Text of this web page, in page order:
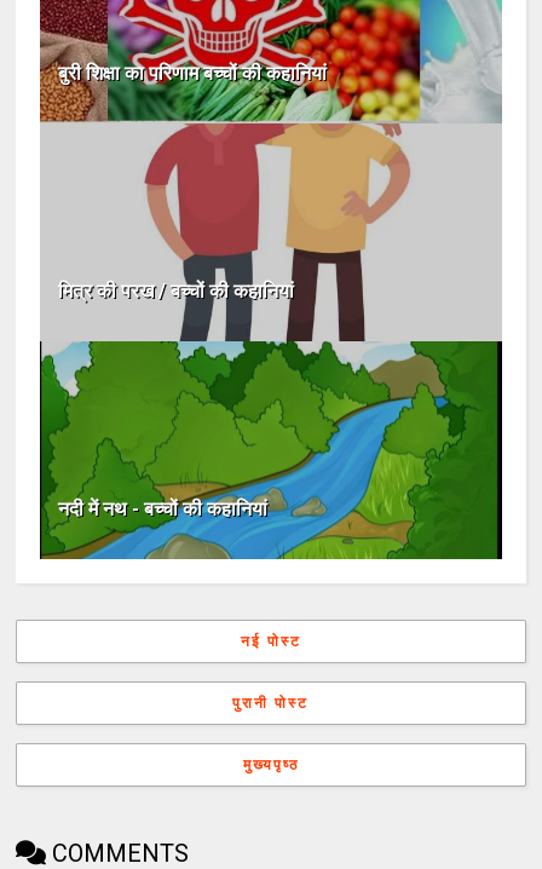
बुरी शिक्षा का परिणाम बच्चों की कहानियां
मित्र की परख / बच्चों की कहानियां
नदी में नथ - बच्चों की कहानियां
नई पोस्ट
पुरानी पोस्ट
मुख्यपृष्ठ
COMMENTS